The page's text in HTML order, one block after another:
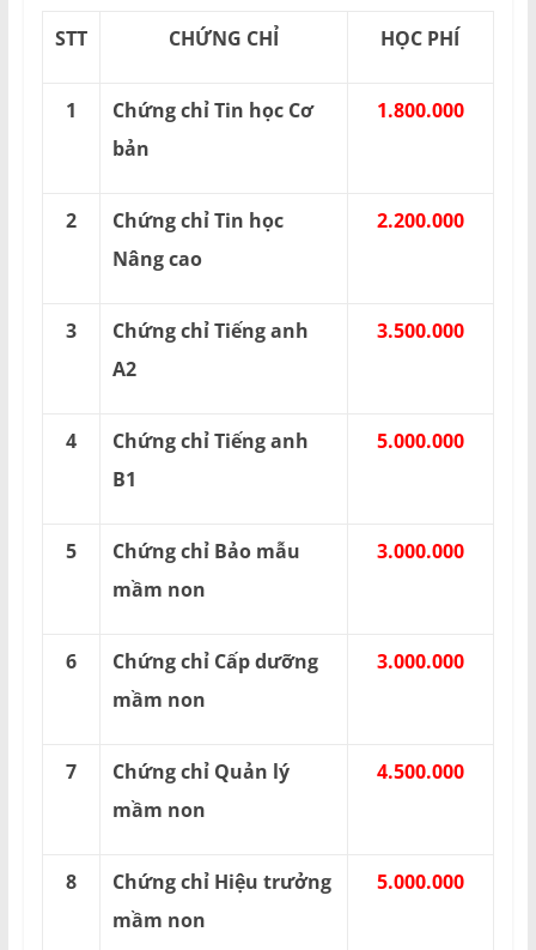
STT CHỨNG CHỈ HỌC PHÍ
1
Chứng chỉ Tin học Cơ
bản
1.800.000
2
Chứng chỉ Tin học
Nâng cao
2.200.000
3
Chứng chỉ Tiếng anh
A2
3.500.000
4
Chứng chỉ Tiếng anh
B1
5.000.000
5
Chứng chỉ Bảo mẫu
mầm non
3.000.000
6
Chứng chỉ Cấp dưỡng
mầm non
3.000.000
7
Chứng chỉ Quản lý
mầm non
4.500.000
8
Chứng chỉ Hiệu trưởng
mầm non
5.000.000